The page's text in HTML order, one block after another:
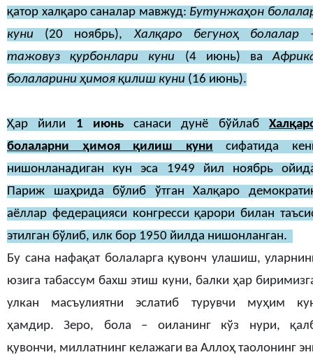
қатор халқаро саналар мавжуд: Бутунжаҳон
куни (20 ноябрь),Халқаро бегуноҳ болалар
тажовуз қурбонлари куни (4 июнь) ва
болаларини ҳимоя қилиш куни (16 июнь).
Ҳар йили 1 июньсанаси дунё бўйлаб
болаларни ҳимоя қилиш куни сифатида
нишонланадиган кун эса 1949 йил ноябрь
Париж шаҳрида бўлиб ўтган Халқаро
аёллар федерацияси конгресси қарори билан
этилган бўлиб, илк бор 1950 йилда нишонланган.
Бу сана нафақат болаларга қувонч улашиш,
юзига табассум бахш этиш куни, балки ҳар
улкан масъулиятни эслатиб турувчи муҳим
ҳамдир. Зеро, бола – оиланинг кўз нури,
қувончи, миллатнинг келажаги ва Аллоҳ таолонинг